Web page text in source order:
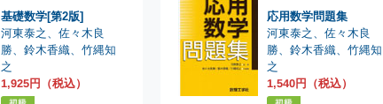
基礎数学[第2版]
河東泰之、佐々木良
勝、鈴木香織、竹縄知
之
1,925円（税込）
応用数学問題集
河東泰之、佐々木良
勝、鈴木香織、竹縄知
之
1,540円（税込）